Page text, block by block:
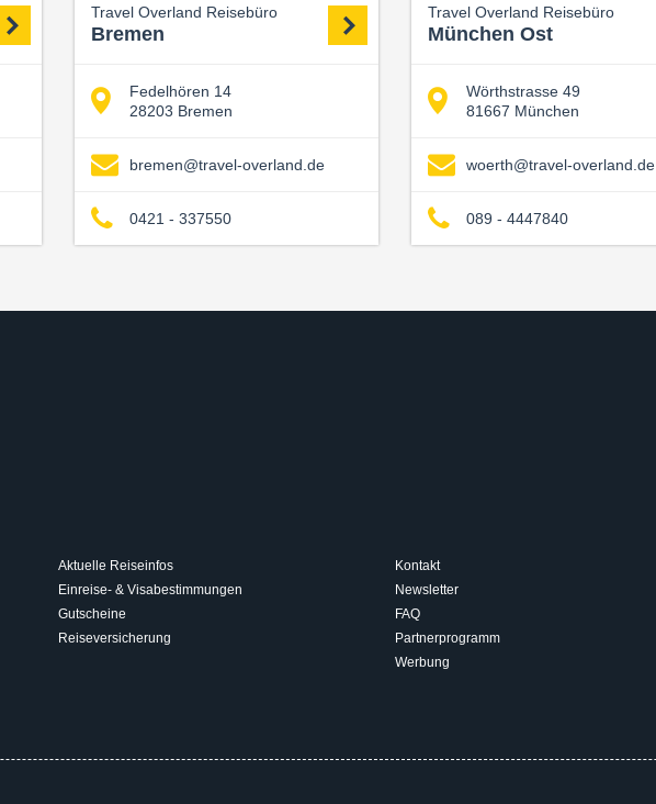
Travel Overland Reisebüro
Bremen
Fedelhören 14
28203 Bremen
bremen@travel-overland.de
0421 - 337550
Travel Overland Reisebüro
München Ost
Wörthstrasse 49
81667 München
woerth@travel-overland.de
089 - 4447840
Aktuelle Reiseinfos
Einreise- & Visabestimmungen
Gutscheine
Reiseversicherung
Kontakt
Newsletter
FAQ
Partnerprogramm
Werbung